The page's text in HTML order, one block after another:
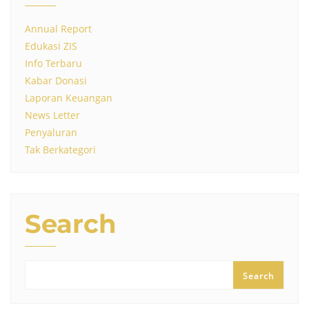
Annual Report
Edukasi ZIS
Info Terbaru
Kabar Donasi
Laporan Keuangan
News Letter
Penyaluran
Tak Berkategori
Search
Search